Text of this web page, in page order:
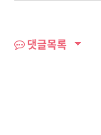
댓글목록